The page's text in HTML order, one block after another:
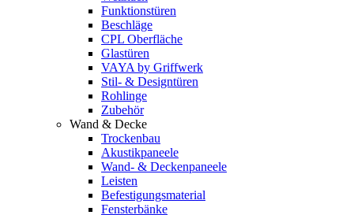
Funktionstüren
Beschläge
CPL Oberfläche
Glastüren
VAYA by Griffwerk
Stil- & Designtüren
Rohlinge
Zubehör
Wand & Decke
Trockenbau
Akustikpaneele
Wand- & Deckenpaneele
Leisten
Befestigungsmaterial
Fensterbänke